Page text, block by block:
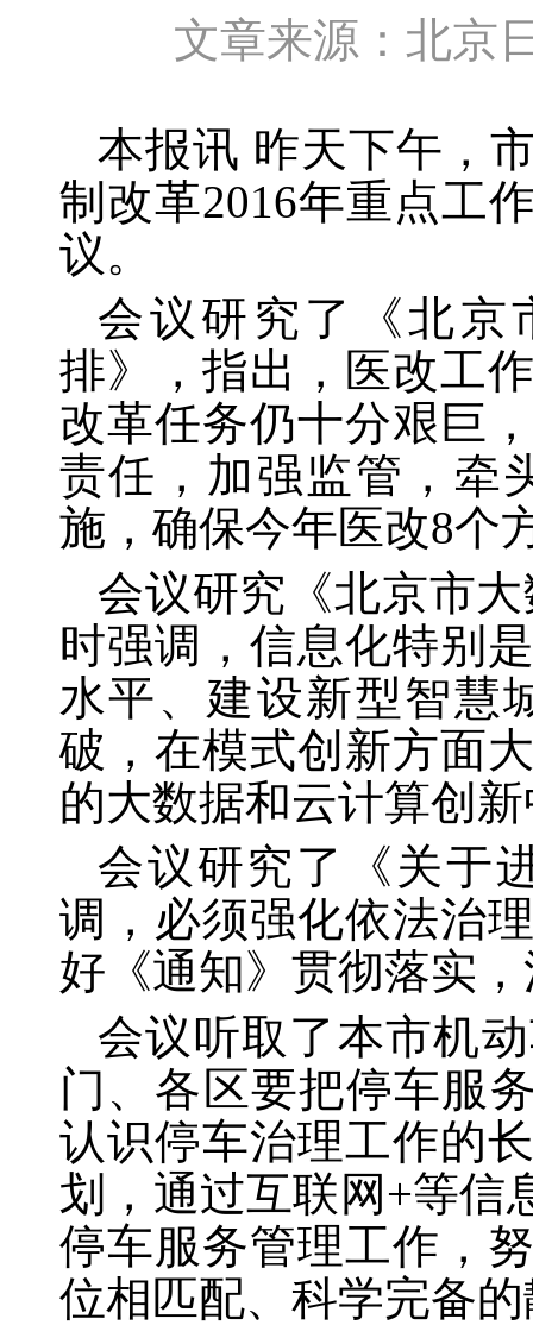
文章来源：北
本报讯 昨天下午，
制改革2016年重点工
议。
会议研究了《北京
排》，指出，医改工
改革任务仍十分艰巨
责任，加强监管，牵
施，确保今年医改8个
会议研究《北京市
时强调，信息化特别
水平、建设新型智慧
破，在模式创新方面
的大数据和云计算创
会议研究了《关于
调，必须强化依法治
好《通知》贯彻落实
会议听取了本市机
门、各区要把停车服
认识停车治理工作的
划，通过互联网+等信
停车服务管理工作，
位相匹配、科学完备